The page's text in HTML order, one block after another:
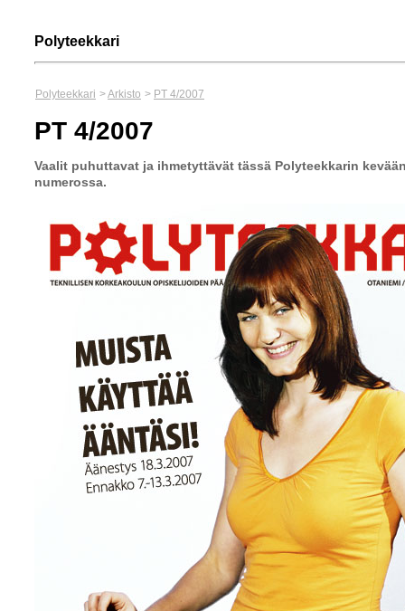
Polyteekkari
Polyteekkari >Arkisto > PT 4/2007
PT 4/2007
Vaalit puhuttavat ja ihmetyttävät tässä Polyteekkarin
numerossa.